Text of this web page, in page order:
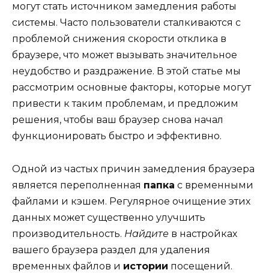
могут стать источником замедления работы
системы. Часто пользователи сталкиваются с
проблемой снижения скорости отклика в
браузере, что может вызывать значительное
неудобство и раздражение. В этой статье мы
рассмотрим основные факторы, которые могут
привести к таким проблемам, и предложим
решения, чтобы ваш браузер снова начал
функционировать быстро и эффективно.
Одной из частых причин замедления браузера
является переполненная папка с временными
файлами и кэшем. Регулярное очищение этих
данных может существенно улучшить
производительность. Найдите в настройках
вашего браузера раздел для удаления
временных файлов и истории посещений.